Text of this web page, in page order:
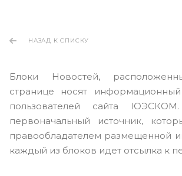
НАЗАД К СПИСКУ
Блоки Новостей,
странице носят
пользователей сайта
первоначальный источник,
правообладателем размещенной
каждый из блоков идет отсылка к